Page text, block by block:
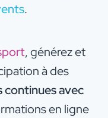
.
, générez et
à des
avec
en ligne